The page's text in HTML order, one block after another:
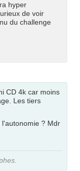
hyper
de voir
du challenge
CD 4k car moins
Les tiers
? Mdr